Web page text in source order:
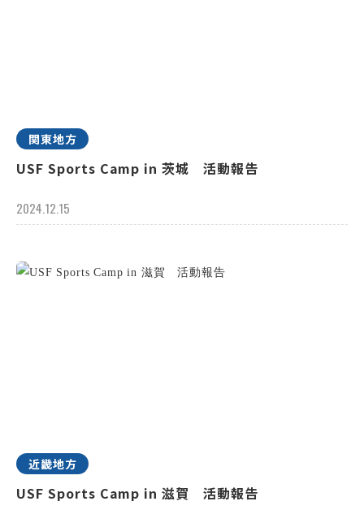
関東地方
USF Sports Camp in 茨城 活動報告
2024.12.15
近畿地方
USF Sports Camp in 滋賀 活動報告